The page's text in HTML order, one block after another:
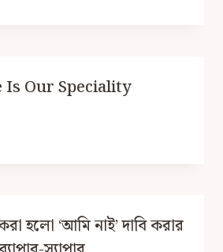
Our Speciality
করা হলো ‘আমি নাই’ দাবি করার